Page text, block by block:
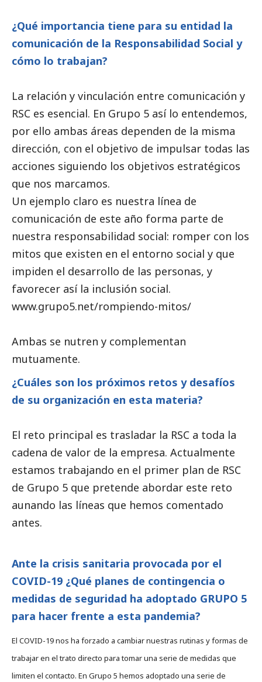
¿Qué importancia tiene para su entidad la
comunicación de la Responsabilidad Social y
cómo lo trabajan?
La relación y vinculación entre comunicación y
RSC es esencial. En Grupo 5 así lo entendemos,
por ello ambas áreas dependen de la misma
dirección, con el objetivo de impulsar todas las
acciones siguiendo los objetivos estratégicos
que nos marcamos.
Un ejemplo claro es nuestra línea de
comunicación de este año forma parte de
nuestra responsabilidad social: romper con los
mitos que existen en el entorno social y que
impiden el desarrollo de las personas, y
favorecer así la inclusión social.
www.grupo5.net/rompiendo-mitos/
Ambas se nutren y complementan
mutuamente.
¿Cuáles son los próximos retos y desafíos
de su organización en esta materia?
El reto principal es trasladar la RSC a toda la
cadena de valor de la empresa. Actualmente
estamos trabajando en el primer plan de RSC
de Grupo 5 que pretende abordar este reto
aunando las líneas que hemos comentado
antes.
Ante la crisis sanitaria provocada por el
COVID-19 ¿Qué planes de contingencia o
medidas de seguridad ha adoptado GRUPO 5
para hacer frente a esta pandemia?
El COVID-19 nos ha forzado a cambiar nuestras rutinas y formas de
trabajar en el trato directo para tomar una serie de medidas que
limiten el contacto. En Grupo 5 hemos adoptado una serie de